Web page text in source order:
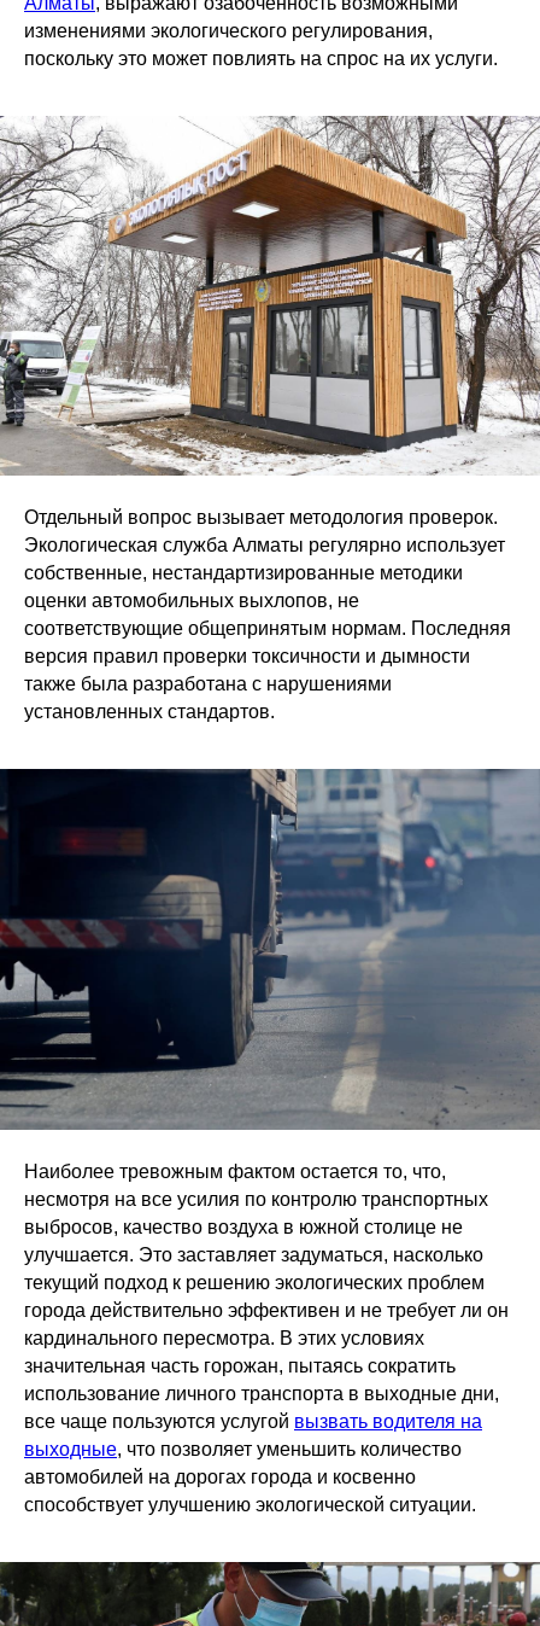
изменениями экологического регулирования,
поскольку это может повлиять на спрос на их услуги.
Отдельный вопрос вызывает методология проверок.
Экологическая служба Алматы регулярно использует
собственные, нестандартизированные методики
оценки автомобильных выхлопов, не
соответствующие общепринятым нормам. Последняя
версия правил проверки токсичности и дымности
также была разработана с нарушениями
установленных стандартов.
Наиболее тревожным фактом остается то, что,
несмотря на все усилия по контролю транспортных
выбросов, качество воздуха в южной столице не
улучшается. Это заставляет задуматься, насколько
текущий подход к решению экологических проблем
города действительно эффективен и не требует ли он
кардинального пересмотра. В этих условиях
значительная часть горожан, пытаясь сократить
использование личного транспорта в выходные дни,
все чаще пользуются услугой вызвать водителя на
выходные, что позволяет уменьшить количество
автомобилей на дорогах города и косвенно
способствует улучшению экологической ситуации.